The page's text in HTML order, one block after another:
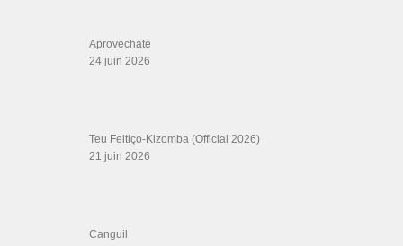
Aprovechate
24 juin 2026
Teu Feitiço-Kizomba (Official 2026)
21 juin 2026
Canguil